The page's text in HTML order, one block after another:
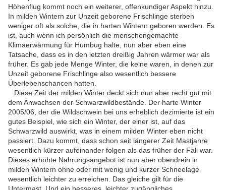
Höhenflug kommt noch ein weiterer, offenkundiger Aspekt hinzu.
In milden Wintern zur Unzeit geborene Frischlinge sterben
weniger oft als solche, die in harten Wintern geboren werden. Es
ist, auch wenn ich persönlich die menschengemachte
Klimaerwärmung für Humbug halte, nun aber eben eine
Tatsache, dass es in den letzten dreißig Jahren wärmer war als
früher. Es gab jede Menge Winter, die keine waren, in denen zur
Unzeit geborene Frischlinge also wesentlich bessere
Überlebenschancen hatten.
Diese Zeit der milden Winter deckt sich nun aber recht gut mit
dem Anwachsen der Schwarzwildbestände. Der harte Winter
2005/06, der die Wildschwein bei uns erheblich dezimierte ist ein
gutes Beispiel, wie sich ein Winter, der einer ist, auf das
Schwarzwild auswirkt, was in einem milden Winter eben nicht
passiert. Dazu kommt, dass schon seit längerer Zeit Mastjahre
wesentlich kürzer aufeinander folgen als das früher der Fall war.
Dieses erhöhte Nahrungsangebot ist nun aber obendrein in
milden Wintern ohne oder mit wenig und kurzer Schneelage
wesentlich leichter zu erreichen. Das gleiche gilt für die